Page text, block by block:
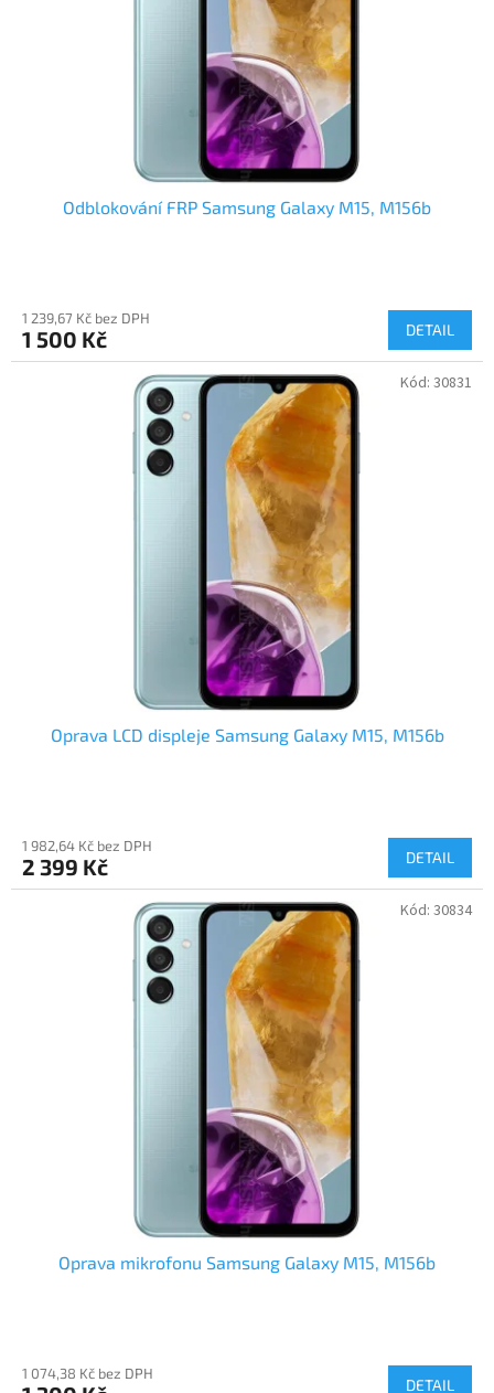
Odblokování FRP Samsung Galaxy M15, M156b
1 239,67 Kč bez DPH
1 500 Kč DETAIL
Oprava LCD displeje Samsung Galaxy M15, M156b
1 982,64 Kč bez DPH
2 399 Kč DETAIL
Kód: 30831
Oprava mikrofonu Samsung Galaxy M15, M156b
1 074,38 Kč bez DPH
DETAIL
Kód: 30834